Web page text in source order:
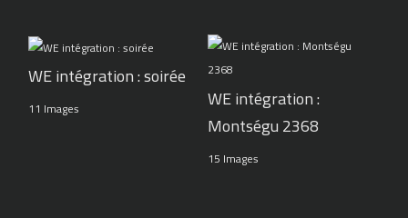
WE intégration : soirée
11 Images
WE intégration :
Montségu 2368
15 Images